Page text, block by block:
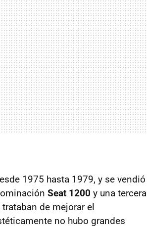
1975 hasta 1979, y se vendió
Seat 1200 y una tercera
de mejorar el
no hubo grandes